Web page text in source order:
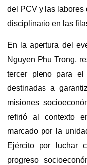
del PCV y las labores
disciplinario en las
En la apertura del
Nguyen Phu Trong,
tercer pleno para el
destinadas a
misiones
refirió al contexto
marcado por la
Ejército por luchar
progreso